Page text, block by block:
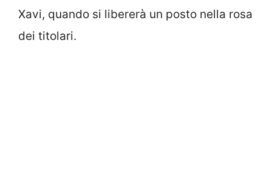
Xavi, quando si libererà un posto nella rosa
dei titolari.